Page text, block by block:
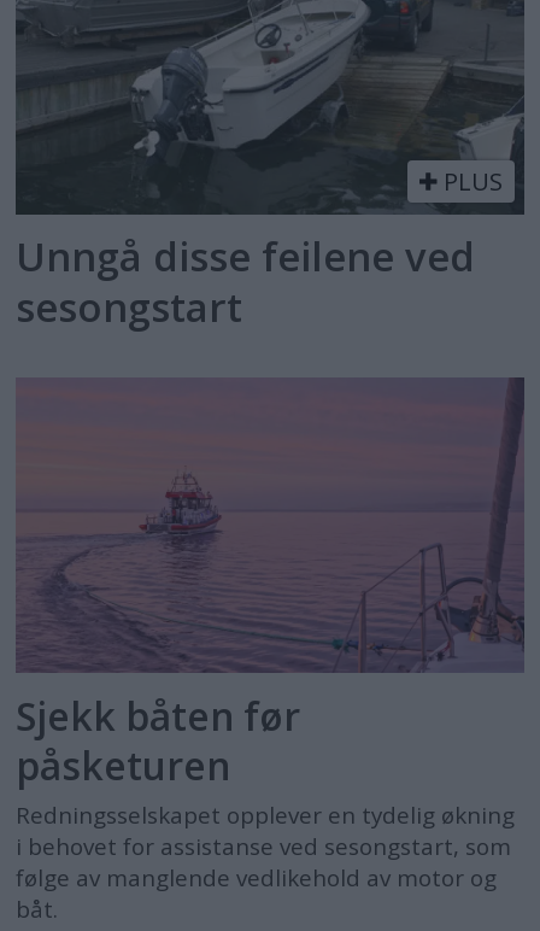
PLUS
Unngå disse feilene ved
sesongstart
Sjekk båten før
påsketuren
Redningsselskapet opplever en tydelig økning
i behovet for assistanse ved sesongstart, som
følge av manglende vedlikehold av motor og
båt.